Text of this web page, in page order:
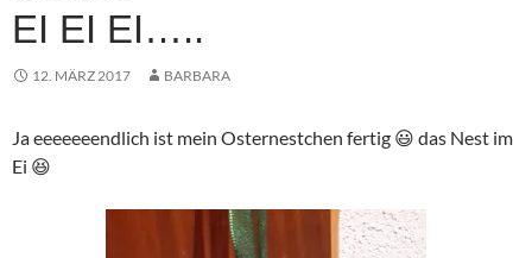
EI EI EI…..
12. MÄRZ 2017 BARBARA
Ja eeeeeeendlich ist mein Osternestchen fertig 😃 das Nest im
Ei 😆